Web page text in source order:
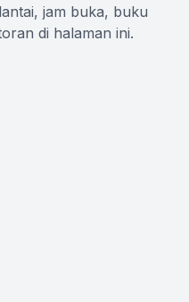
jam buka, buku
di halaman ini.